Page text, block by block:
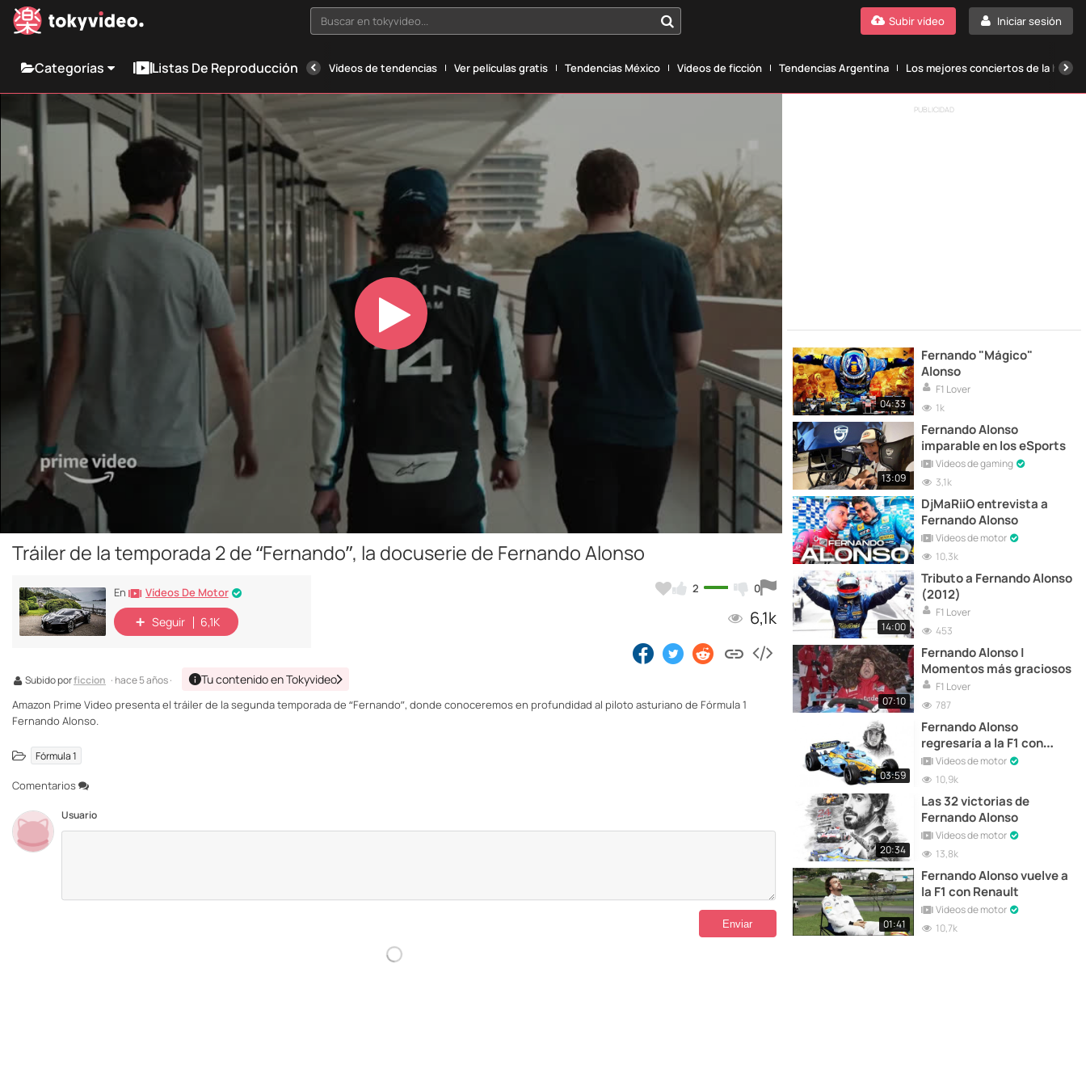
Buscar en tokyvideo... Iniciar sesión
Subir vídeo
Categorías Listas De Reproducción Vídeos de tendencias Ver películas gratis Tendencias México Vídeos de ficción Tendencias Argentina Los mejores conciertos de la
Play
Video
Tráiler de la temporada 2 de “Fernando”, la docuserie de Fernando Alonso
2 0
6,1k
En Vídeos De Motor
Seguir 6,1K
Subido porficcion · hace 5 años · Tu contenido en Tokyvideo
Amazon Prime Video presenta el tráiler de la segunda temporada de “Fernando”, donde conoceremos en profundidad al piloto asturiano de Fórmula 1
Fernando Alonso.
Fórmula 1
Comentarios
Usuario
PUBLICIDAD
04:33
Fernando "Mágico"
Alonso
F1 Lover
1k
13:09
Fernando Alonso
imparable en los eSports
Vídeos de gaming
3,1k
DjMaRiiO entrevista a
Fernando Alonso
Vídeos de motor
10,3k
14:00
Tributo a Fernando Alonso
(2012)
F1 Lover
453
07:10
Fernando Alonso |
Momentos más graciosos
F1 Lover
787
03:59
Fernando Alonso
regresaría a la F1 con
Renault... ¡¡Esta misma
temporada!!
Vídeos de motor
10,9k
20:34
Las 32 victorias de
Fernando Alonso
Vídeos de motor
13,8k
01:41
Fernando Alonso vuelve a
la F1 con Renault
Vídeos de motor
10,7k